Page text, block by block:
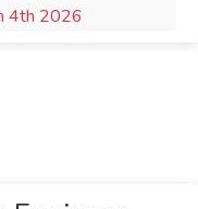
4th 2026